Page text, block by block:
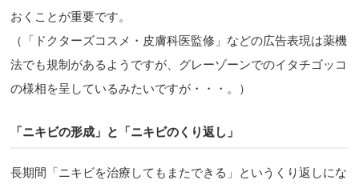
おくことが重要です。
（「ドクターズコスメ・皮膚科医監修」などの広告表現は薬機
法でも規制があるようですが、グレーゾーンでのイタチゴッコ
の様相を呈しているみたいですが・・・。）
「ニキビの形成」と「ニキビのくり返し」
長期間「ニキビを治療してもまたできる」というくり返しにな